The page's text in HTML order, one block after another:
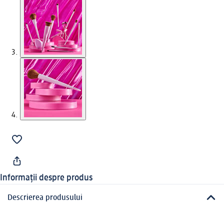
Informații despre produs
Descrierea produsului